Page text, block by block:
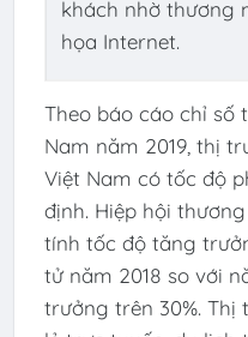
khách nhờ thương
họa Internet.
Theo báo cáo chỉ số
Nam năm 2019, thị
Việt Nam có tốc độ
định. Hiệp hội
tính tốc độ tăng
tử năm 2018 so với
trưởng trên 30%.